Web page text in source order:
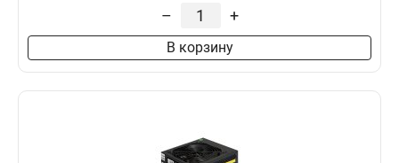
– +
В корзину